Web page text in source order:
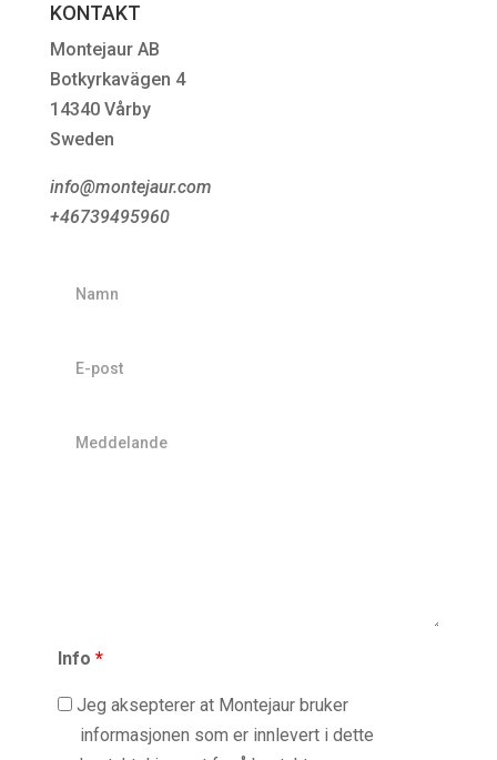
KONTAKT
Montejaur AB
Botkyrkavägen 4
14340 Vårby
Sweden
info@montejaur.com
+46739495960
post
Info*
Jeg aksepterer at Montejaur bruker
informasjonen som er innlevert i dette